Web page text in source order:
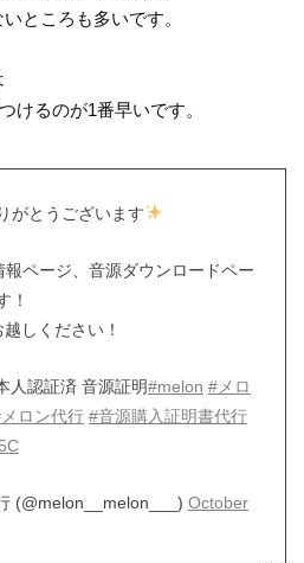
ところも多いです。
けるのが1番早いです。
がとうございます
ページ、音源ダウンロードペー
！
しください！
人認証済 音源証明#melon #メロ
ロン代行 #音源購入証明書代行
(@melon__melon___) October